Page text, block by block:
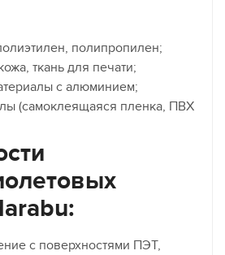
полипропилен;
ткань для печати;
с алюминием;
(самоклеящаяся пленка, ПВХ
с поверхностями ПЭТ,